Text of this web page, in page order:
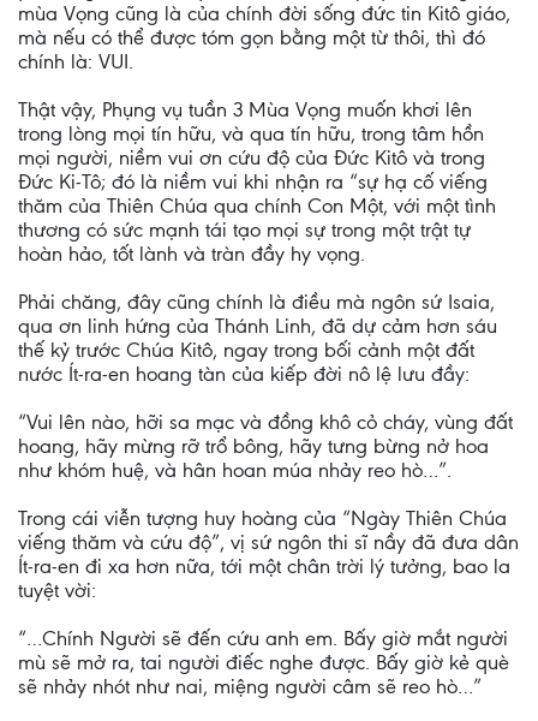
mùa Vọng cũng là của chính đời sống đức tin Kitô giáo,
mà nếu có thể được tóm gọn bằng một từ thôi, thì đó
chính là: VUI.
Thật vậy, Phụng vụ tuần 3 Mùa Vọng muốn khơi lên
trong lòng mọi tín hữu, và qua tín hữu, trong tâm hồn
mọi người, niềm vui ơn cứu độ của Đức Kitô và trong
Đức Ki-Tô; đó là niềm vui khi nhận ra “sự hạ cố viếng
thăm của Thiên Chúa qua chính Con Một, với một tình
thương có sức mạnh tái tạo mọi sự trong một trật tự
hoàn hảo, tốt lành và tràn đầy hy vọng.
Phải chăng, đây cũng chính là điều mà ngôn sứ Isaia,
qua ơn linh hứng của Thánh Linh, đã dự cảm hơn sáu
thế kỷ trước Chúa Kitô, ngay trong bối cảnh một đất
nước Ít-ra-en hoang tàn của kiếp đời nô lệ lưu đầy:
“Vui lên nào, hỡi sa mạc và đồng khô cỏ cháy, vùng đất
hoang, hãy mừng rỡ trổ bông, hãy tưng bừng nở hoa
như khóm huệ, và hân hoan múa nhảy reo hò…”.
Trong cái viễn tượng huy hoàng của “Ngày Thiên Chúa
viếng thăm và cứu độ”, vị sứ ngôn thi sĩ nầy đã đưa dân
Ít-ra-en đi xa hơn nữa, tới một chân trời lý tưởng, bao la
tuyệt vời:
“…Chính Người sẽ đến cứu anh em. Bấy giờ mắt người
mù sẽ mở ra, tai người điếc nghe được. Bấy giờ kẻ què
sẽ nhảy nhót như nai, miệng người câm sẽ reo hò…”